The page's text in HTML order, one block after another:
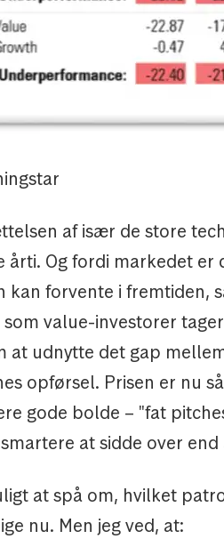
af især de store
årti. Og fordi markedet
kan forvente i fremtiden,
som value-investorer
at udnytte det gap
opførsel. Prisen er nu
gode bolde – "fat
at sidde over
at spå om, hvilket
nu. Men jeg ved, at: